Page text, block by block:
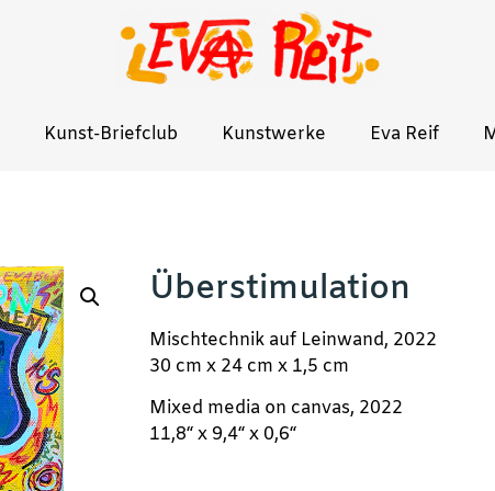
Kunst-Briefclub Kunstwerke Eva Reif
Überstimulation
Mischtechnik auf Leinwand, 2022
30 cm x 24 cm x 1,5 cm
Mixed media on canvas, 2022
11,8“ x 9,4“ x 0,6“